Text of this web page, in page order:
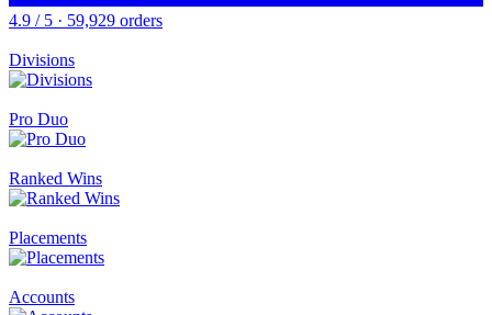
4.9 / 5 · 59,929 orders
Divisions
Pro Duo
Ranked Wins
Placements
Accounts